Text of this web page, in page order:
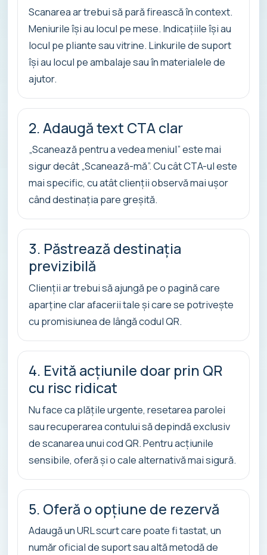
Scanarea ar trebui să pară firească în context.
Meniurile își au locul pe mese. Indicațiile își au
locul pe pliante sau vitrine. Linkurile de suport
își au locul pe ambalaje sau în materialele de
ajutor.
2. Adaugă text CTA clar
„Scanează pentru a vedea meniul” este mai
sigur decât „Scanează-mă”. Cu cât CTA-ul este
mai specific, cu atât clienții observă mai ușor
când destinația pare greșită.
3. Păstrează destinația
previzibilă
Clienții ar trebui să ajungă pe o pagină care
aparține clar afacerii tale și care se potrivește
cu promisiunea de lângă codul QR.
4. Evită acțiunile doar prin QR
cu risc ridicat
Nu face ca plățile urgente, resetarea parolei
sau recuperarea contului să depindă exclusiv
de scanarea unui cod QR. Pentru acțiunile
sensibile, oferă și o cale alternativă mai sigură.
5. Oferă o opțiune de rezervă
Adaugă un URL scurt care poate fi tastat, un
număr oficial de suport sau altă metodă de